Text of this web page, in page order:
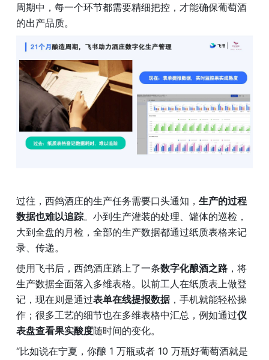
周期中，每一个环节都需要精细把控，才能确保葡萄酒
的出产品质。
过往，西鸽酒庄的生产任务需要口头通知， 生产的过程
数据也难以追踪。小到生产灌装的处理、罐体的巡检，
大到全盘的月检，全部的生产数据都通过纸质表格来记
录、传递。
使用飞书后，西鸽酒庄踏上了一条数字化酿酒之路 ，将
生产数据全面落入多维表格。以前工人在纸质表上做登
记，现在则是通过表单在线提报数据，手机就能轻松操
作；很多工艺的细节也在多维表格中汇总，例如通过仪
表盘查看果实酸度随时间的变化。
“比如说在宁夏，你酿 1 万瓶或者 10 万瓶好葡萄酒就是